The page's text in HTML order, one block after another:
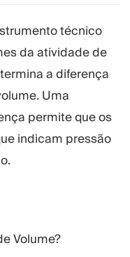
técnico
da atividade de
a diferença
Uma
permite que os
indicam pressão
Volume?
nós
da empresa